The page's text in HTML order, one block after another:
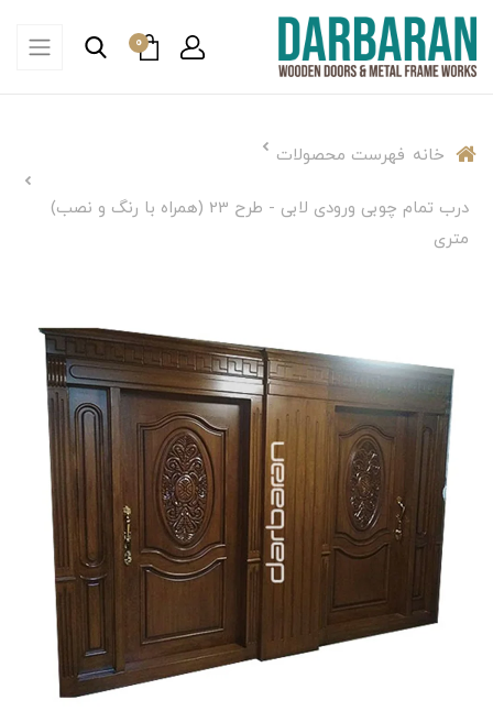
0
خانه فهرست محصولات
درب تمام چوبی ورودی لابی - طرح 23 (همراه با رنگ و نصب)
متری